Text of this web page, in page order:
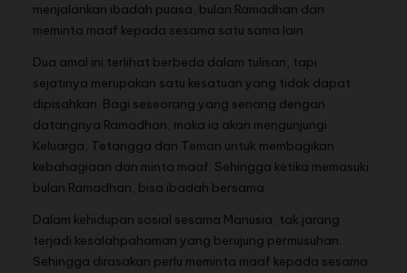
menjalankan ibadah puasa, bulan Ramadhan dan
meminta maaf kepada sesama satu sama lain.
Dua amal ini terlihat berbeda dalam tulisan, tapi
sejatinya merupakan satu kesatuan yang tidak dapat
dipisahkan. Bagi seseorang yang senang dengan
datangnya Ramadhan, maka ia akan mengunjungi
Keluarga, Tetangga dan Teman untuk membagikan
kebahagiaan dan minta maaf. Sehingga ketika memasuki
bulan Ramadhan, bisa ibadah bersama.
Dalam kehidupan sosial sesama Manusia, tak jarang
terjadi kesalahpahaman yang berujung permusuhan.
Sehingga dirasakan perlu meminta maaf kepada sesama